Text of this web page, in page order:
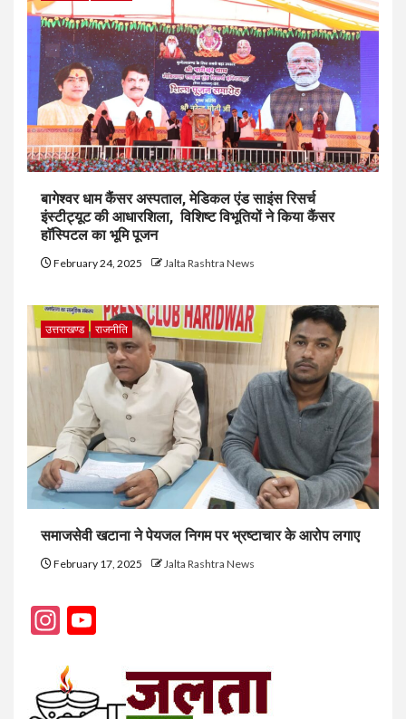
बागेश्वर धाम कैंसर अस्पताल, मेडिकल एंड साइंस रिसर्च
इंस्टीट्यूट की आधारशिला, विशिष्ट विभूतियों ने किया कैंसर
हाॅस्पिटल का भूमि पूजन
February 24, 2025 Jalta Rashtra News
उत्तराखण्ड राजनीति
समाजसेवी खटाना ने पेयजल निगम पर भ्रष्टाचार के आरोप लगाए
February 17, 2025 Jalta Rashtra News
Instagram